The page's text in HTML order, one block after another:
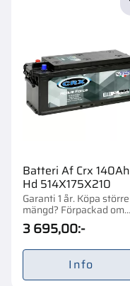
Batteri Af Crx 140Ah
Hd 514X175X210
Garanti 1 år. Köpa större
mängd? Förpackad om
1/24 st.
3 695,00:-
Info